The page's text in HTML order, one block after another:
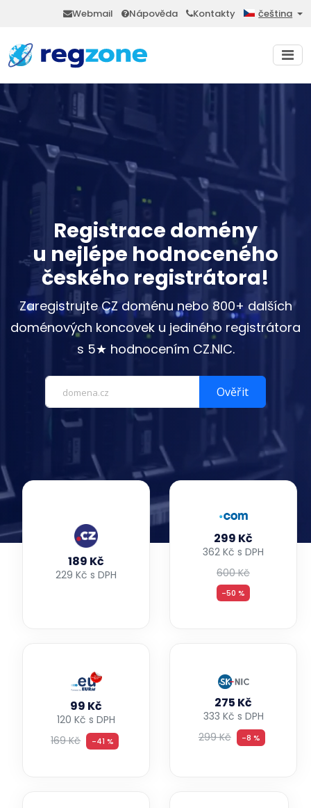
Webmail Nápověda Kontakty čeština
Registrace domény
u nejlépe hodnoceného
českého registrátora!
Zaregistrujte CZ doménu nebo 800+ dalších
doménových koncovek u jediného registrátora
s 5★ hodnocením CZ.NIC.
Ověřit
189 Kč
229 Kč s DPH
299 Kč
362 Kč s DPH
600 Kč
-50 %
99 Kč
120 Kč s DPH
169 Kč
-41 %
275 Kč
333 Kč s DPH
299 Kč
-8 %